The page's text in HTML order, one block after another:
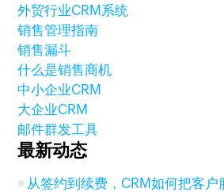
外贸行业CRM系统
销售管理指南
销售漏斗
什么是销售商机
中小企业CRM
大企业CRM
邮件群发工具
最新动态
从签约到续费，CRM如何把客